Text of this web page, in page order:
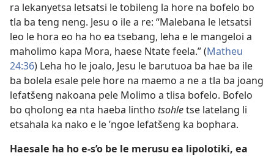
ra lekanyetsa letsatsi le tobileng la hore na bofelo bo
tla ba teng neng. Jesu o ile a re: “Malebana le letsatsi
leo le hora eo ha ho ea tsebang, leha e le mangeloi a
maholimo kapa Mora, haese Ntate feela.” (Matheu
24:36) Leha ho le joalo, Jesu le barutuoa ba hae ba ile
ba bolela esale pele hore na maemo a ne a tla ba joang
lefatšeng nakoana pele Molimo a tlisa bofelo. Bofelo
bo qholong ea nta haeba lintho tsohletse latelang li
etsahala ka nako e le ’ngoe lefatšeng ka bophara.
Haesale ha ho e-s’o be le merusu ea lipolotiki, ea